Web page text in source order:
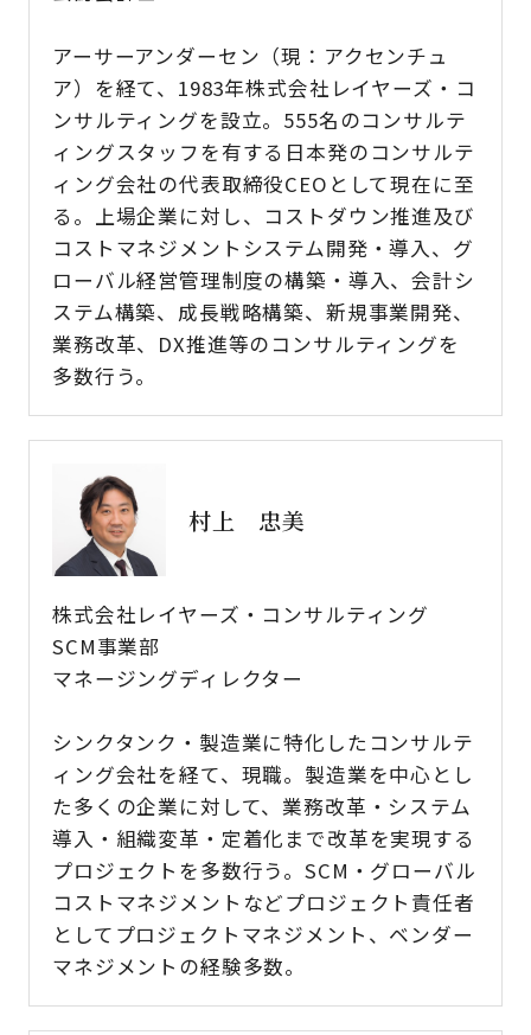
アーサーアンダーセン（現：アクセンチュ
ア）を経て、1983年株式会社レイヤーズ・コ
ンサルティングを設立。555名のコンサルテ
ィングスタッフを有する日本発のコンサルテ
ィング会社の代表取締役CEOとして現在に至
る。上場企業に対し、コストダウン推進及び
コストマネジメントシステム開発・導入、グ
ローバル経営管理制度の構築・導入、会計シ
ステム構築、成長戦略構築、新規事業開発、
業務改革、DX推進等のコンサルティングを
多数行う。
村上 忠美
株式会社レイヤーズ・コンサルティング
SCM事業部
マネージングディレクター
シンクタンク・製造業に特化したコンサルテ
ィング会社を経て、現職。製造業を中心とし
た多くの企業に対して、業務改革・システム
導入・組織変革・定着化まで改革を実現する
プロジェクトを多数行う。SCM・グローバル
コストマネジメントなどプロジェクト責任者
としてプロジェクトマネジメント、ベンダー
マネジメントの経験多数。